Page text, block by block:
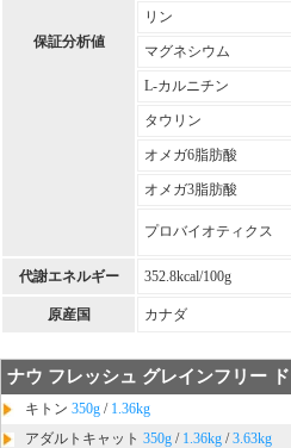
保証分析値
リン
マグネシウム
L-カルニチン
タウリン
オメガ6脂肪酸
オメガ3脂肪酸
プロバイオティクス
代謝エネルギー 352.8kcal/100g
原産国 カナダ
ナウ フレッシュ グレインフリー
キトン 350g / 1.36kg
アダルトキャット 350g / 1.36kg /3.63kg